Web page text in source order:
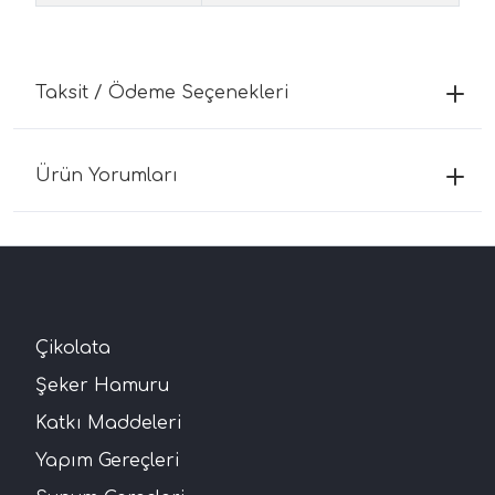
Taksit / Ödeme Seçenekleri
Ürün Yorumları
Çikolata
Şeker Hamuru
Katkı Maddeleri
Yapım Gereçleri